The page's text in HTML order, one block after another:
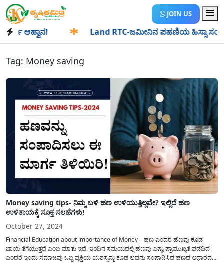
JOIN US
ಆಹ್ವಾನ! Land RTC-ಜಮೀನಿನ ಪಹಣಿಯ ಹಿಸ್ಸಾ ಸಂಖ್ಯೆ
Tag: Money saving
Money saving tips- ನಿಮ್ಮ ಬಳಿ ಹಣ ಉಳಿಯುತ್ತಿಲ್ಲವೇ? ಇಲ್ಲಿದೆ ಹಣ
ಉಳಿತಾಯಕ್ಕೆ ಸೂಕ್ತ ಸಲಹೆಗಳು!
October 27, 2024
Financial Education about importance of Money – ಹಣ ಎಂದರೆ ಹೆಣವು ಕೂಡ
ಬಾಯಿ ತೆಗೆಯುತ್ತದೆ ಎಂಬ ಮಾತು ಇದೆ. ಇಂದಿನ ಸಮಯದಲ್ಲಿ ಹಣವು ಎಷ್ಟು ಪ್ರಾಮುಖ್ಯತೆ ಪಡೆದಿದೆ
ಎಂದರೆ ಇಂದು ಸಮಾಜವು ಒಬ್ಬ ವ್ಯಕ್ತಿಯ ಯಶಸ್ಸನ್ನು ಕೂಡ ಅವನು ಸಂಪಾದಿಸಿದ ಹಣದ ಆಧಾರದ